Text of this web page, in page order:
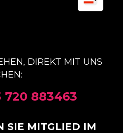
DIREKT MIT UNS
720 883463
SIE MITGLIED IM